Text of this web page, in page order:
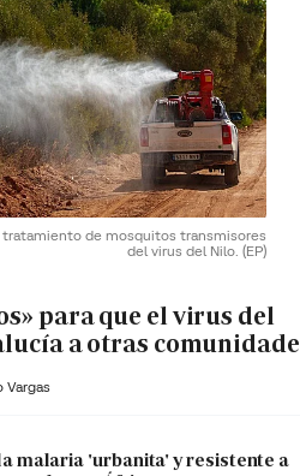
tratamiento de mosquitos transmisores
del virus del Nilo. (EP)
para que el virus del
a otras
Vargas
malaria 'urbanita' y resistente a